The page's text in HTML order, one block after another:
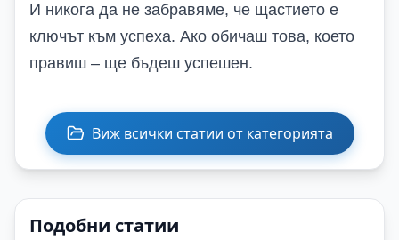
И никога да не забравяме, че щастието е
ключът към успеха. Ако обичаш това, което
правиш – ще бъдеш успешен.
Виж всички статии от категорията
Подобни статии